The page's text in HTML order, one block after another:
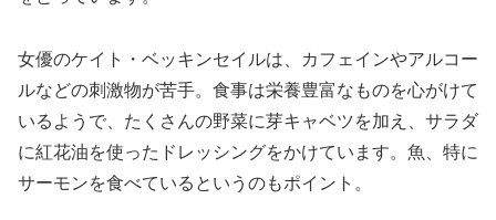
女優のケイト・ベッキンセイルは、カフェインやアルコー
ルなどの刺激物が苦手。食事は栄養豊富なものを心がけて
いるようで、たくさんの野菜に芽キャベツを加え、サラダ
に紅花油を使ったドレッシングをかけています。魚、特に
サーモンを食べているというのもポイント。